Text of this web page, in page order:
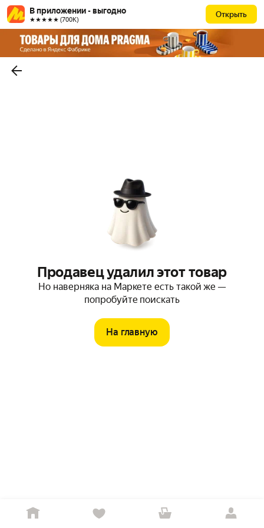
В приложении - выгодно
★★★★★ (700К)
Открыть
Продавец удалил этот товар
Но наверняка на Маркете есть такой же —
попробуйте поискать
На главную